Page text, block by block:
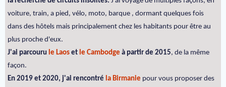
voiture, train, a pied, vélo, moto, barque , dormant quelques fois
dans des hôtels mais principalement chez les habitants pour être au
plus proche d'eux.
J'ai parcouru le Laos et le Cambodge à partir de 2015, de la même
façon.
En 2019 et 2020, j'ai rencontré la Birmanie pour vous proposer des